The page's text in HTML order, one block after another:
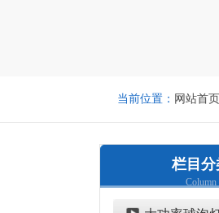
当前位置： 网站首页
栏目分
Column